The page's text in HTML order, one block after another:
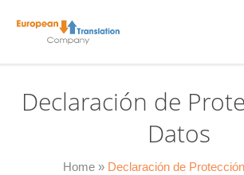
Declaración de
Datos
Home » Declaración de